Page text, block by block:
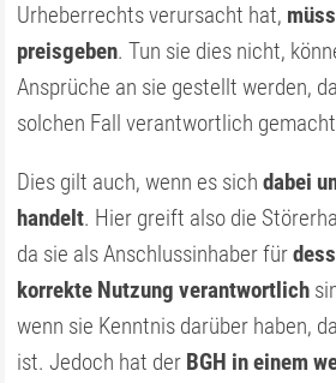
Urheberrechts verursacht hat,
preisgeben. Tun sie dies nicht,
Ansprüche an sie gestellt werden,
solchen Fall verantwortlich
Dies gilt auch, wenn es sichdabei
handelt. Hier greift also die
da sie als Anschlussinhaber für
korrekte Nutzung verantwortlich
wenn sie Kenntnis darüber haben,
ist. Jedoch hat der BGH in einem